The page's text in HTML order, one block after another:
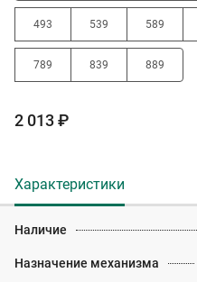
493 539 589
789 839 889
2 013 ₽
Характеристики
Наличие
Назначение механизма